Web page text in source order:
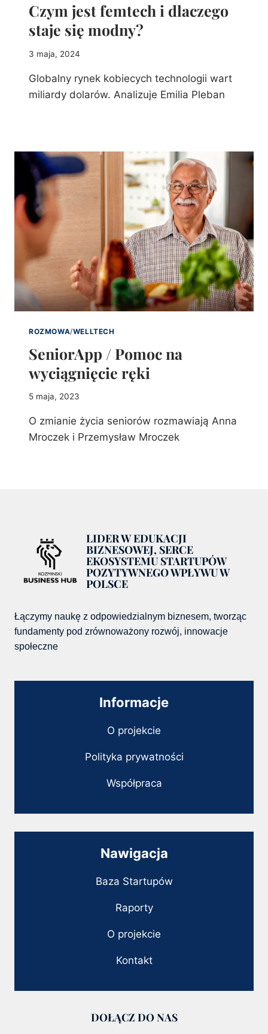
Czym jest femtech i dlaczego
staje się modny?
3 maja, 2024
Globalny rynek kobiecych technologii wart
miliardy dolarów. Analizuje Emilia Pleban
ROZMOWA/WELLTECH
SeniorApp / Pomoc na
wyciągnięcie ręki
5 maja, 2023
O zmianie życia seniorów rozmawiają Anna
Mroczek i Przemysław Mroczek
LIDER W EDUKACJI
BIZNESOWEJ, SERCE
EKOSYSTEMU STARTUPÓW
POZYTYWNEGO WPŁYWU W
POLSCE
Łączymy naukę z odpowiedzialnym biznesem, tworząc
fundamenty pod zrównoważony rozwój, innowacje
społeczne
Informacje
O projekcie
Polityka prywatności
Współpraca
Nawigacja
Baza Startupów
Raporty
O projekcie
Kontakt
DOŁĄCZ DO NAS